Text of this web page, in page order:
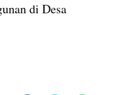
di Desa